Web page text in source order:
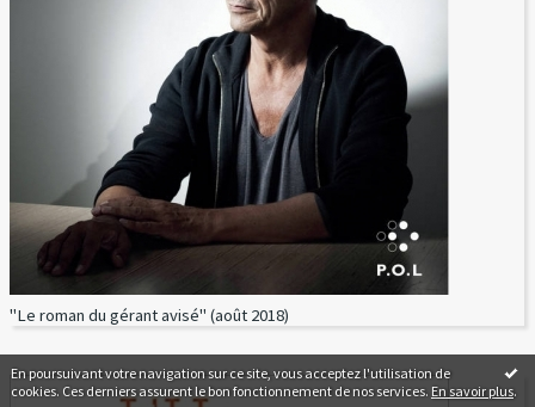
En poursuivant votre navigation sur ce site, vous acceptez l'utilisation de
cookies. Ces derniers assurent le bon fonctionnement de nos services. En savoir plus.
"Le roman du gérant avisé" (août 2018)